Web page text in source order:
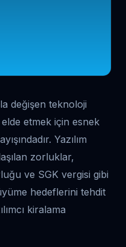
değişen teknoloji
etmek için esnek
Yazılım
zorluklar,
ve SGK vergisi gibi
hedeflerini tehdit
kiralama